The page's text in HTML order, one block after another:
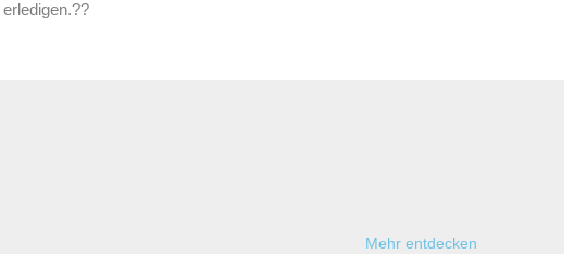
Mehr entdecken